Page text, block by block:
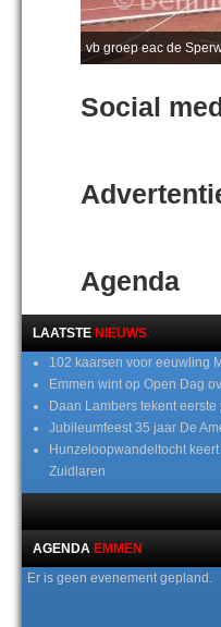
vb groep eac de
Social
Agenda
LAATSTE NIEUWS
102 kaarsen voor eeuwling
Emmen wint op Open Dag
Daan Lambers tekent
Jubileumfeest 35 jaar De
Hunzeloopwandeltocht
Zuidlaren
AGENDA EMMEN
Er is geen evenement gepland.